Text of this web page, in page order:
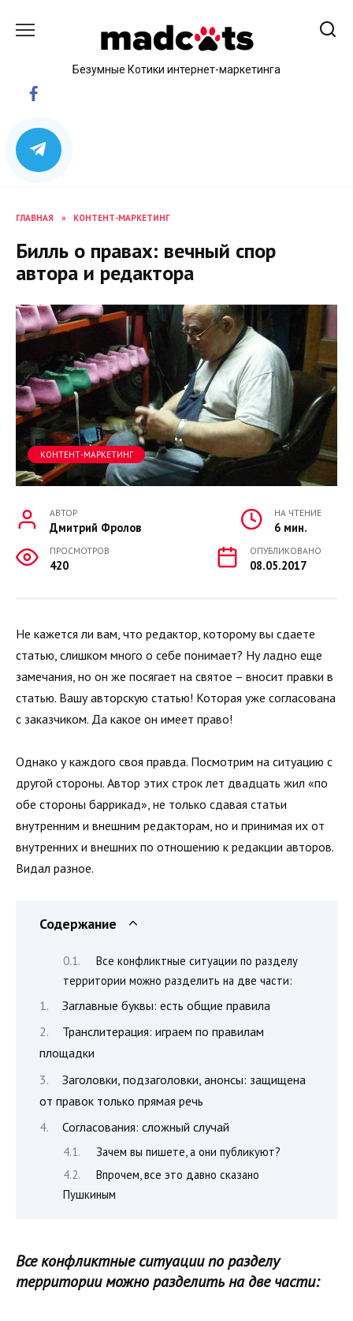
Безумные Котики интернет-маркетинга
ГЛАВНАЯ » КОНТЕНТ-МАРКЕТИНГ
Билль о правах: вечный спор
автора и редактора
КОНТЕНТ-МАРКЕТИНГ
АВТОР
Дмитрий Фролов
НА ЧТЕНИЕ
6 мин.
ПРОСМОТРОВ
420
ОПУБЛИКОВАНО
08.05.2017
Не кажется ли вам, что редактор, которому вы сдаете
статью, слишком много о себе понимает? Ну ладно еще
замечания, но он же посягает на святое – вносит правки в
статью. Вашу авторскую статью! Которая уже согласована
с заказчиком. Да какое он имеет право!
Однако у каждого своя правда. Посмотрим на ситуацию с
другой стороны. Автор этих строк лет двадцать жил «по
обе стороны баррикад», не только сдавая статьи
внутренним и внешним редакторам, но и принимая их от
внутренних и внешних по отношению к редакции авторов.
Видал разное.
Содержание
Все конфликтные ситуации по разделу
территории можно разделить на две части:
Заглавные буквы: есть общие правила
Транслитерация: играем по правилам
площадки
Заголовки, подзаголовки, анонсы: защищена
от правок только прямая речь
Согласования: сложный случай
Зачем вы пишете, а они публикуют?
Впрочем, все это давно сказано
Пушкиным
Все конфликтные ситуации по разделу
территории можно разделить на две части: